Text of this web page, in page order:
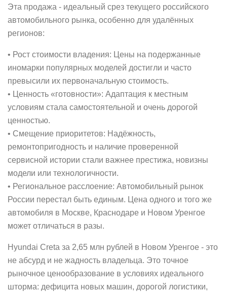
Эта продажа - идеальный срез текущего российского
автомобильного рынка, особенно для удалённых
регионов:
• Рост стоимости владения: Цены на подержанные
иномарки популярных моделей достигли и часто
превысили их первоначальную стоимость.
• Ценность «готовности»: Адаптация к местным
условиям стала самостоятельной и очень дорогой
ценностью.
• Смещение приоритетов: Надёжность,
ремонтопригодность и наличие проверенной
сервисной истории стали важнее престижа, новизны
модели или технологичности.
• Региональное расслоение: Автомобильный рынок
России перестал быть единым. Цена одного и того же
автомобиля в Москве, Краснодаре и Новом Уренгое
может отличаться в разы.
Hyundai Creta за 2,65 млн рублей в Новом Уренгое - это
не абсурд и не жадность владельца. Это точное
рыночное ценообразование в условиях идеального
шторма: дефицита новых машин, дорогой логистики,